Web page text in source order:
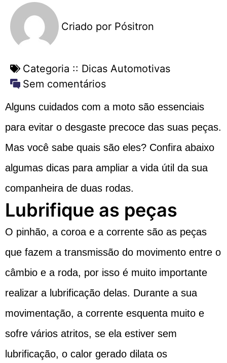
Criado por Pósitron
Categoria :: Dicas Automotivas
Sem comentários
Alguns cuidados com a moto são essenciais
para evitar o desgaste precoce das suas peças.
Mas você sabe quais são eles? Confira abaixo
algumas dicas para ampliar a vida útil da sua
companheira de duas rodas.
Lubrifique as peças
O pinhão, a coroa e a corrente são as peças
que fazem a transmissão do movimento entre o
câmbio e a roda, por isso é muito importante
realizar a lubrificação delas. Durante a sua
movimentação, a corrente esquenta muito e
sofre vários atritos, se ela estiver sem
lubrificação, o calor gerado dilata os